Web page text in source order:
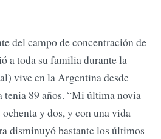
del campo de concentración de
a toda su familia durante la
vive en la Argentina desde
tenia 89 años. “Mi última novia
y dos, y con una vida
disminuyó bastante los últimos